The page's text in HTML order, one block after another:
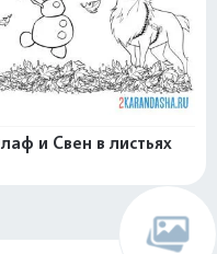
и Свен в листьях